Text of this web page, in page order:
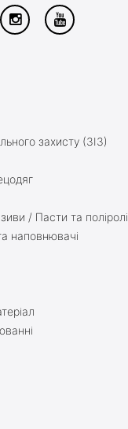
захисту (ЗІЗ)
/ Пасти та поліролі
наповнювачі